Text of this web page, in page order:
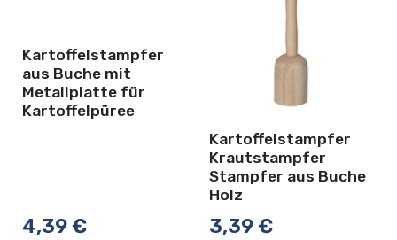
Kartoffelstampfer
aus Buche mit
Metallplatte für
Kartoffelpüree
4,39€
Kartoffelstampfer
Krautstampfer
Stampfer aus Buche
Holz
3,39€